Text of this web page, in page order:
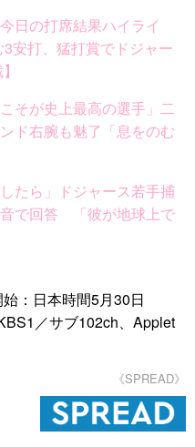
日の打席結果ハイライ
3安打、猛打賞でドジャー
そが史上最高の選手」二
ド右腕も魅了「息をのむ
たら」ドジャース若手捕
で回答 「彼が地球上で
：日本時間5月30日
／サブ102ch、Applet
《SPREAD》